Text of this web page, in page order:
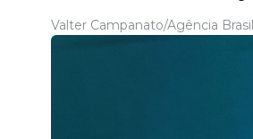
Valter Campanato/Agência Brasil